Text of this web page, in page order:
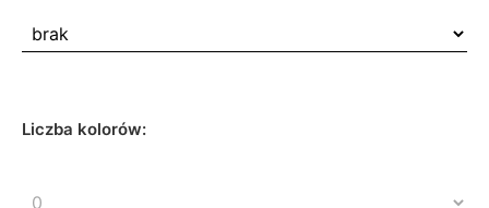
Liczba kolorów: